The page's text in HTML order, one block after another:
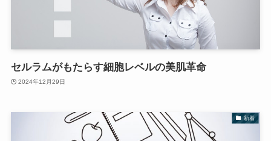
セルラムがもたらす細胞レベルの美肌革命
2024年12月29日
新着